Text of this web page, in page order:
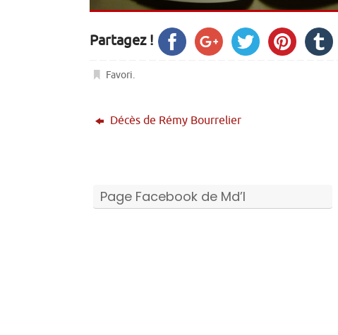
Partagez !
Favori.
Décès de Rémy Bourrelier
Page Facebook de Md’I